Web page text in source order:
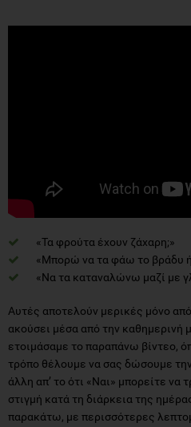
«Τα φρούτα έχουν ζάχαρη;»
«Μπορώ να τα φάω το βράδυ
«Να τα καταναλώνω μαζί με
Αυτές αποτελούν μερικές μόνο
ακούσει μέσα από την καθημερινή
ετοιμάσαμε το παραπάνω βίντεο,
τρόπο θέλουμε να σας δώσουμε
άλλη απ’ το ότι «Ναι» μπορείτε
στιγμή κατά τη διάρκεια της
παρακάτω, με περισσότερες